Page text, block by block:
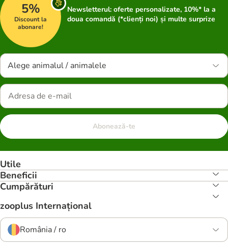
5%
Discount la
abonare!
Newsletterul: oferte personalizate, 10%* la a
doua comandă (*clienți noi) și multe surprize
Alege animalul / animalele
Abonează-te
Utile
Beneficii
Cumpărături
zooplus Internațional
România / ro